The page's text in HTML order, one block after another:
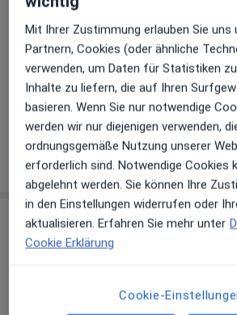
Befundbesprechung
Allgemeine Beratung
+ 10 Terminarten
Wie funktioniert die Preisbildung?
Behandler:innen Überprüfe
Mit Ihrer Zustimmung erlauben Sie uns
Partnern, Cookies (oder ähnliche
verwenden, um Daten für Statistiken
Inhalte zu liefern, die auf Ihren
basieren. Wenn Sie nur notwendige
werden wir nur diejenigen verwenden,
ordnungsgemäße Nutzung unserer
erforderlich sind. Notwendige Cookies
abgelehnt werden. Sie können Ihre
in den Einstellungen widerrufen oder
aktualisieren. Erfahren Sie mehr unter
Cookie Erklärung
Cookie-